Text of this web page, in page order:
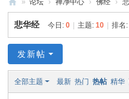
禅
净
中
心
» 论坛 › 禅净中心 › 佛经 ›
悲华经 今日:0 主题:10 排名
发新帖
全部主题 最新 热门 热帖 精华